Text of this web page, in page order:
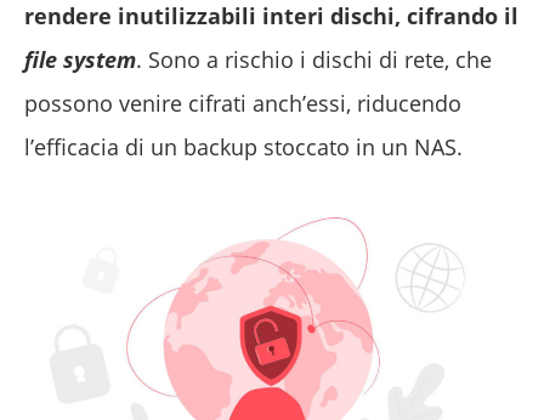
rendere inutilizzabili interi dischi, cifrando il
file system. Sono a rischio i dischi di rete, che
possono venire cifrati anch’essi, riducendo
l’efficacia di un backup stoccato in un NAS.